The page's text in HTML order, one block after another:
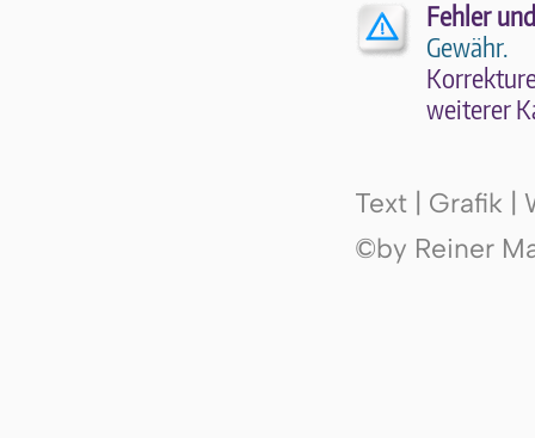
Fehler
Gewähr.
wei­te­rer
Text | Grafik |
©by Reiner